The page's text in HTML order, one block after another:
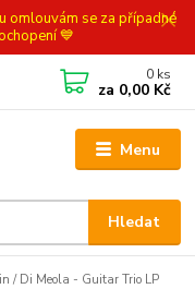
omlouvám se za případné
💙
Menu
Hledat
0 ks
za 0,00 Kč
/ Di Meola - Guitar Trio LP